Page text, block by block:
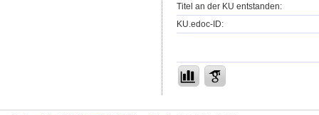
Titel an der KU entstanden:
KU.edoc-ID: